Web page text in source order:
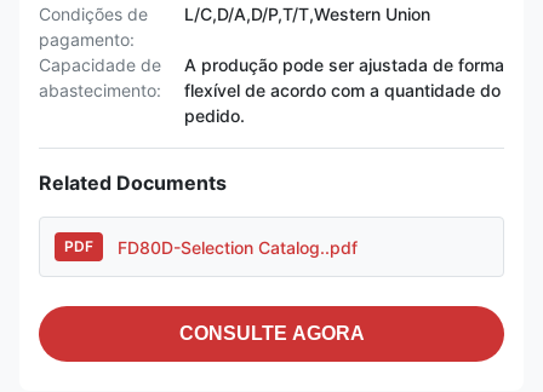
Condições de
pagamento:
L/C,D/A,D/P,T/T,Western Union
Capacidade de
abastecimento:
A produção pode ser ajustada de forma
flexível de acordo com a quantidade do
pedido.
Related Documents
PDF FD80D-Selection Catalog..pdf
CONSULTE AGORA